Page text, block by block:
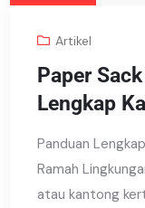
Artikel
Paper
Lengkap
Panduan
Ramah
atau kantong